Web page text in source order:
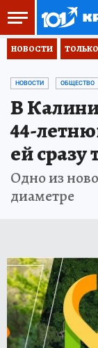
НОВОСТИ
НОВОСТИ ОБЩЕСТВО
В
44-
ей
Одно из
диаметре